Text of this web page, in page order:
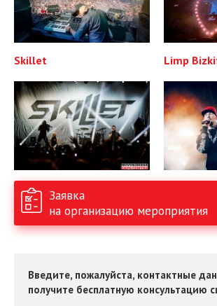
Skillet Limp
Заявка
на организацию мероприятия
Введите, пожалуйста, контактные
получите бесплатную консультацию